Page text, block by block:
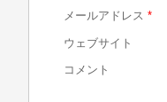
メールアドレス *
ウェブサイト
コメント